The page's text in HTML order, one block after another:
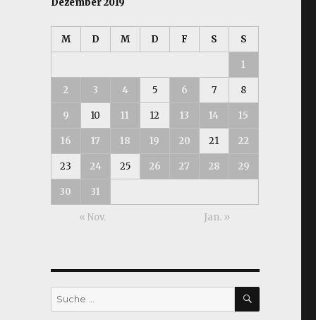
Dezember 2019
M D M D F S S
1
2 3 4 5 6 7 8
9 10 11 12 13 14 15
16 17 18 19 20 21 22
23 24 25 26 27 28 29
30 31
« Nov. Jan. »
Suche
nach:
SUCHEN